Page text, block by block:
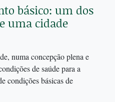
básico: um dos
uma cidade
numa concepção plena e
de saúde para a
condições básicas de